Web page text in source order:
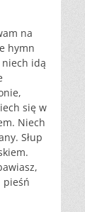
na
hymn
niech idą
się w
Niech
Słup
pieśń